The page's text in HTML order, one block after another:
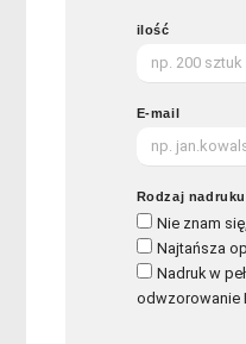
ilość
E-mail
Rodzaj nadruku
Nie znam
Najtańsza
Nadruk w
odwzorowanie